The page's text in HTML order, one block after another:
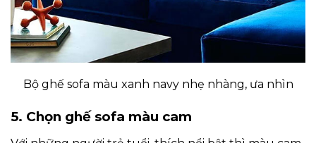
Bộ ghế sofa màu xanh navy nhẹ nhàng, ưa nhìn
5. Chọn ghế sofa màu cam